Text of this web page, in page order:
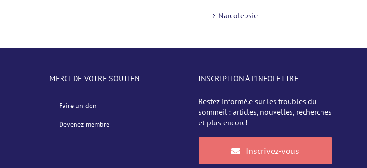
Narcolepsie
MERCI DE VOTRE SOUTIEN
Faire un don
Devenez membre
INSCRIPTION À L’INFOLETTRE
Restez informé.e sur les troubles du
sommeil : articles, nouvelles, recherches
et plus encore!
Inscrivez-vous